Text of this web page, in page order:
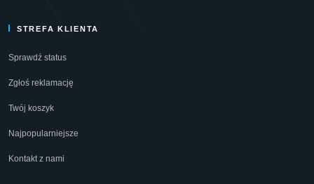
STREFA KLIENTA
Sprawdź status
Zgłoś reklamację
Twój koszyk
Najpopularniejsze
Kontakt z nami